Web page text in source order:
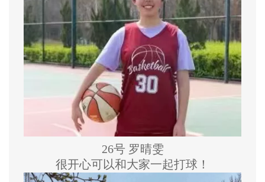
26号 罗晴雯
很开心可以和大家一起打球！